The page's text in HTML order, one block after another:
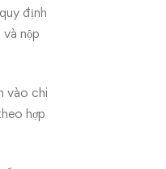
định
nộp
vào chi
hợp